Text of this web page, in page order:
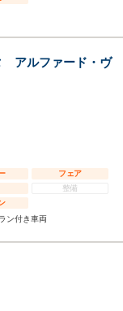
アルファード・ヴ
フェア
整備
ン付き車両